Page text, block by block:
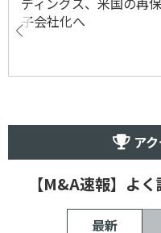
子会社化へ
アク
【M&A速報】よ
最新